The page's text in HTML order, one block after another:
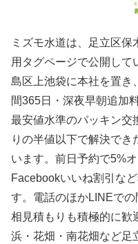
ミズモ水道は、足立区
用タグページで公開して
島区上池袋に本社を置き
間365日・深夜早朝追加
最安値水準のパッキン交
りの半値以下で解決でき
います。前日予約で5%
Facebookいいね割引な
す。電話のほかLINEでの
相見積もりも積極的に歓
浜・花畑・南花畑など足